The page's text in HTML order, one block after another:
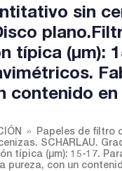
sin
típica (µm):
contenido
Papeles de filtro
SCHARLAU.
típica (µm): 15-17.
con un